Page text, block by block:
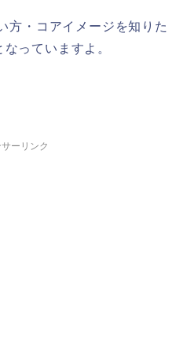
方・コアイメージを知りた
っていますよ。
ーリンク